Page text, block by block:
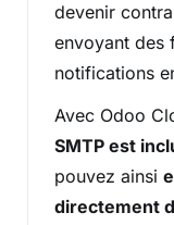
devenir
envoyant des
notifications
Avec Odoo
SMTP est
pouvez ainsi
directement